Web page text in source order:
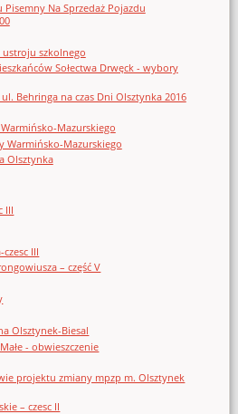
Na Sprzedaż Pojazdu
ustroju szkolnego
Sołectwa Drwęck - wybory
Behringa na czas Dni Olsztynka 2016
Mazurskiego
Warmińsko-Mazurskiego
Olsztynka
III
III
– część V
Olsztynek-Biesal
- obwieszczenie
projektu zmiany mpzp m. Olsztynek
– czesc II